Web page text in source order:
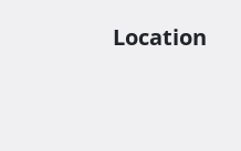
Location